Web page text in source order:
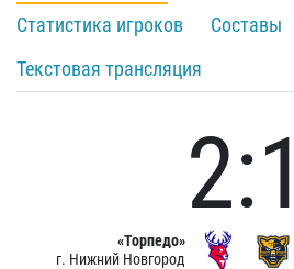
Статистика игроков
Составы
Текстовая трансляция
«Торпедо»
г. Нижний Новгород
2:1